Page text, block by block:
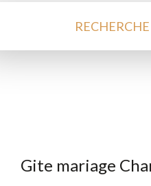
Gite mariage